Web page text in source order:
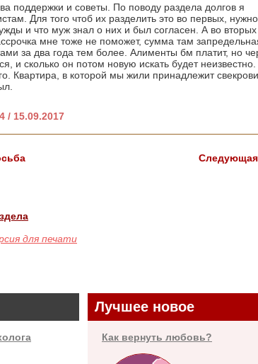
поддержки и советы. По поводу раздела долгов я
Для того чтоб их разделить это во первых,
и что муж знал о них и был согласен. А во
мне тоже не поможет, сумма там
за два года тем более. Алименты бм платит, но
и сколько он потом новую искать будет
Квартира, в которой мы жили принадлежит
/ 15.09.2017
для печати
Лучшее новое
Как вернуть любовь?